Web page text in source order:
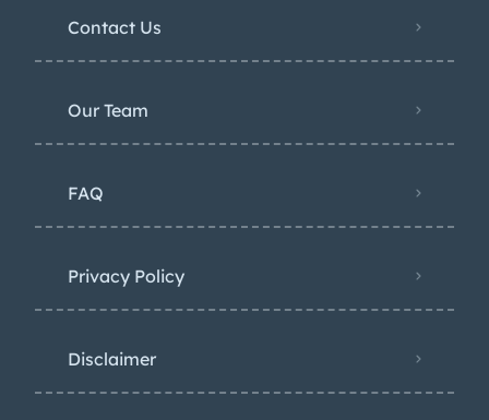
Contact Us
Our Team
FAQ
Privacy Policy
Disclaimer